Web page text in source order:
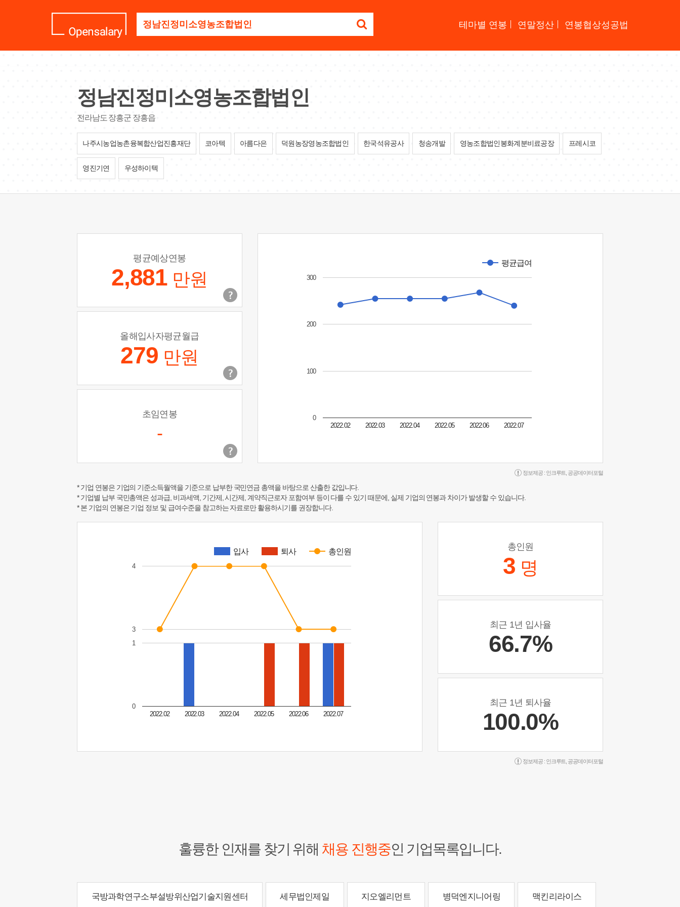
명
세
요
테마별 연봉 연말정산 연봉협상성공법
정남진정미소영농조합법인
전라남도 장흥군 장흥읍
나주시농업농촌융복합산업진흥재단 코아텍 아름다은 덕원농장영농조합법인 한국석유공사 청송개발 영농조합법인봉화계분비료공장 프레시코
영진기연 우성하이텍
평균예상연봉
2,881 만원
올해입사자평균월급
279 만원
초임연봉
-
평균급여
2022.02 2022.03 2022.04 2022.05 2022.06 2022.07
0
100
200
300
정보제공 : 인크루트 공공데이터포털
* 기업 연봉은 기업의 기준소득월액을 기준으로 납부한 국민연금 총액을 바탕으로 산출한 값입니다.
* 기업별 납부 국민총액은 성과급, 비과세액, 기간제, 시간제, 계약직근로자 포함여부 등이 다를 수 있기 때문에, 실제 기업의 연봉과 차이가 발생할 수 있습니다.
* 본 기업의 연봉은 기업 정보 및 급여수준을 참고하는 자료로만 활용하시기를 권장합니다.
입사 퇴사 총인원
2022.02 2022.03 2022.04 2022.05 2022.06 2022.07
0
1
3
4
총인원
3 명
최근 1년 입사율
66.7%
최근 1년 퇴사율
100.0%
정보제공 : 인크루트 공공데이터포털
훌륭한 인재를 찾기 위해 채용 진행중인 기업목록입니다.
국방과학연구소부설방위산업기술지원센터 세무법인제일 지오엘리먼트 병덕엔지니어링 맥킨리라이스